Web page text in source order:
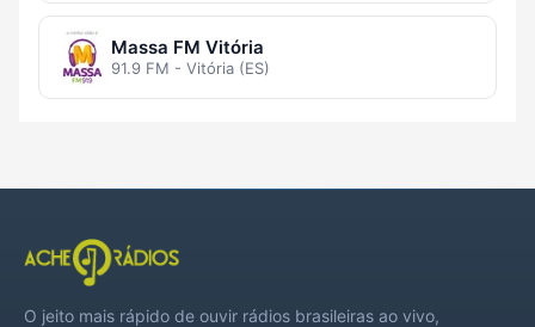
Massa FM Vitória
91.9 FM - Vitória (ES)
O jeito mais rápido de ouvir rádios brasileiras ao vivo,